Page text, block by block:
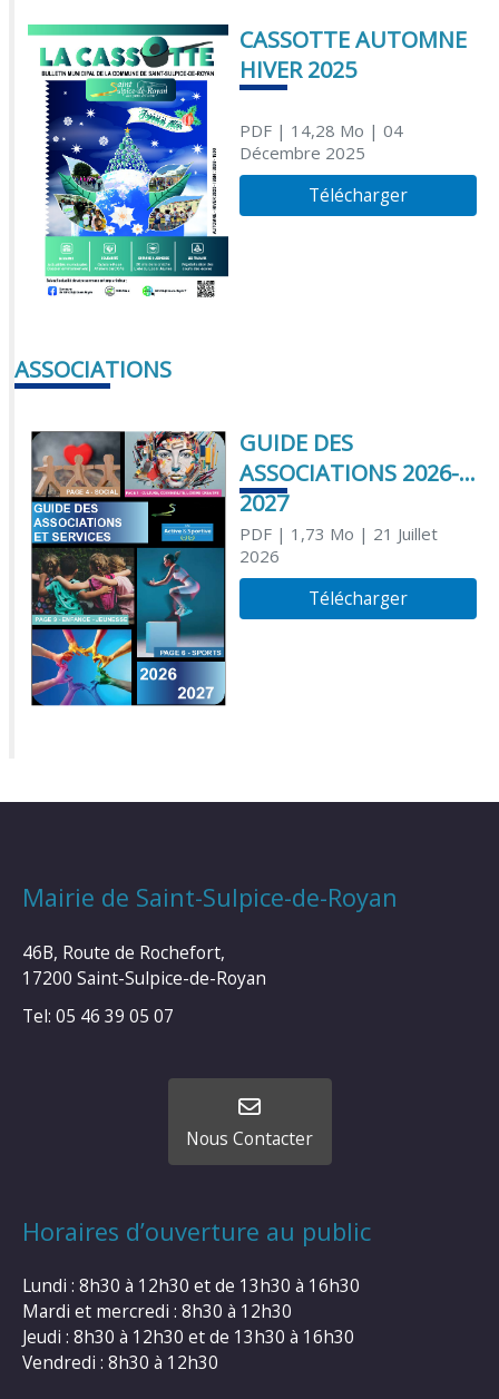
CASSOTTE AUTOMNE
HIVER 2025
PDF| 14,28 Mo | 04
Décembre 2025
Télécharger
ASSOCIATIONS
GUIDE DES
ASSOCIATIONS 2026-
2027
PDF| 1,73 Mo | 21 Juillet
2026
Télécharger
Mairie de Saint-Sulpice-de-Royan
46B, Route de Rochefort,
17200 Saint-Sulpice-de-Royan
Tel: 05 46 39 05 07
Nous Contacter
Horaires d’ouverture au public
Lundi : 8h30 à 12h30 et de 13h30 à 16h30
Mardi et mercredi : 8h30 à 12h30
Jeudi : 8h30 à 12h30 et de 13h30 à 16h30
Vendredi : 8h30 à 12h30